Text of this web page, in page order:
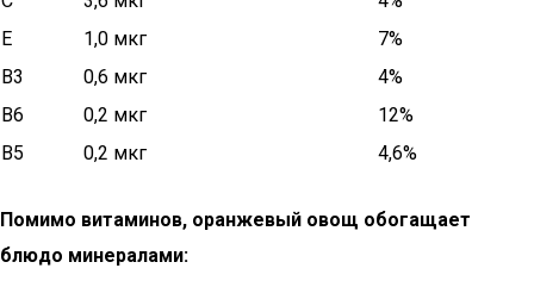
Е
1,0 мкг
7%
В3
0,6 мкг
4%
В6
0,2 мкг
12%
В5
0,2 мкг 4,6%
Помимо витаминов, оранжевый овощ обогащает
блюдо минералами: